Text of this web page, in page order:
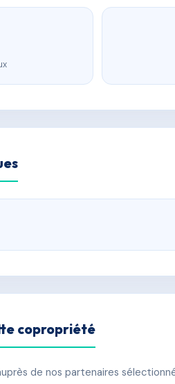
copropriété
de nos partenaires